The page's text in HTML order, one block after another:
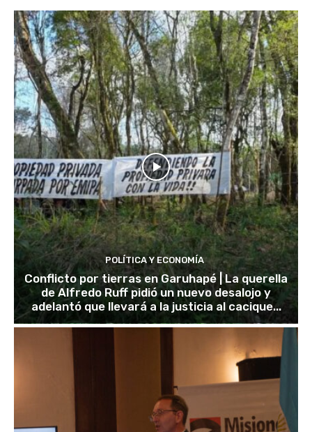
POLÍTICA Y ECONOMÍA
Conflicto por tierras en Garuhapé | La querella
de Alfredo Ruff pidió un nuevo desalojo y
adelantó que llevará a la justicia al cacique...